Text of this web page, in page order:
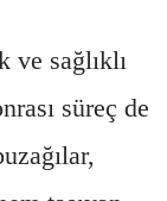
ve sağlıklı
süreç de